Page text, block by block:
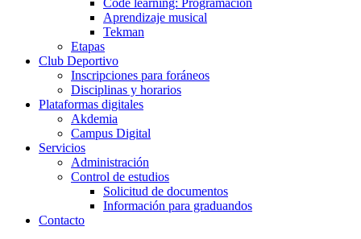
Aprendizaje musical
Tekman
Etapas
Club Deportivo
Inscripciones para foráneos
Disciplinas y horarios
Plataformas digitales
Akdemia
Campus Digital
Servicios
Administración
Control de estudios
Solicitud de documentos
Información para graduandos
Contacto